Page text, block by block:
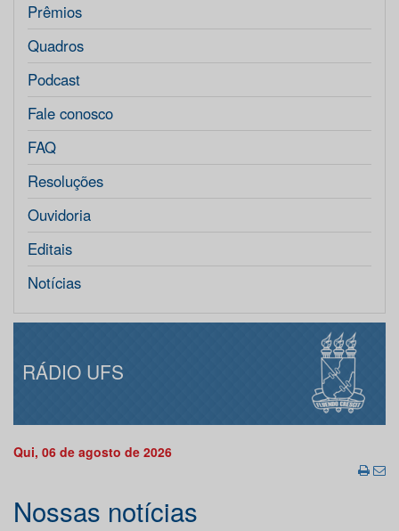
Prêmios
Quadros
Podcast
Fale conosco
FAQ
Resoluções
Ouvidoria
Editais
Notícias
RÁDIO UFS
Qui, 06 de agosto de 2026
Nossas notícias